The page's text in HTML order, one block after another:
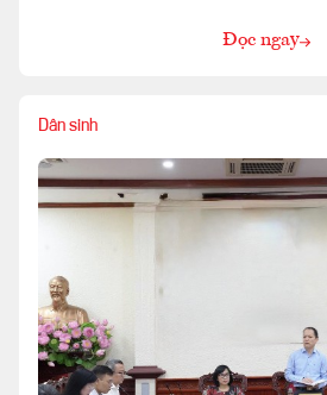
Đọc ngay
Dân sinh